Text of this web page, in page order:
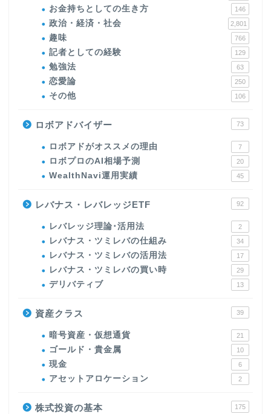
お金持ちとしての生き方 146
政治・経済・社会 2,801
趣味 766
記者としての経験 129
勉強法 63
恋愛論 250
その他 106
ロボアドバイザー 73
ロボアドがオススメの理由 7
ロボプロのAI相場予測 20
WealthNavi運用実績 45
レバナス・レバレッジETF 92
レバレッジ理論･活用法 2
レバナス・ツミレバの仕組み 34
レバナス・ツミレバの活用法 17
レバナス・ツミレバの買い時 29
デリバティブ 13
資産クラス 39
暗号資産・仮想通貨 21
ゴールド・貴金属 10
現金 6
アセットアロケーション 2
株式投資の基本 175